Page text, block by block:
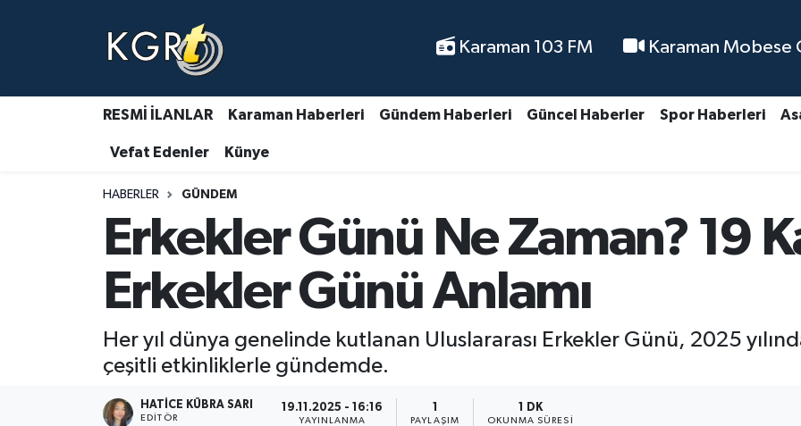
Karaman 103 FM Karaman Mobese
RESMİ İLANLAR Karaman Haberleri Gündem Haberleri Güncel Haberler Spor Haberleri
Vefat Edenler Künye
HABERLER GÜNDEM
Erkekler Günü Ne Zaman? 19
Erkekler Günü Anlamı
Her yıl dünya genelinde kutlanan Uluslararası Erkekler Günü, 2025
çeşitli etkinliklerle gündemde.
HATICE KÜBRA SARI
EDITÖR
19.11.2025 - 16:16
YAYINLANMA
1
PAYLAŞIM
1 DK
OKUNMA SÜRESI
Karaman Haberleri
Gündem Haberleri
Güncel Haberler
Asayiş Haberleri
Ulusal Haberler
Vefat Edenler